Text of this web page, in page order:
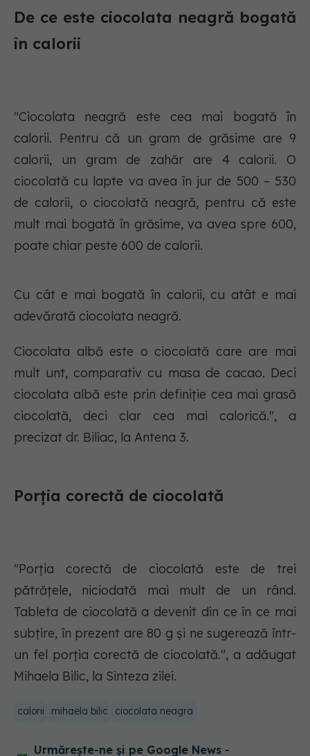
De ce este ciocolata neagră bogată
în calorii
"Ciocolata neagră este cea mai bogată în
calorii. Pentru că un gram de grăsime are 9
calorii, un gram de zahăr are 4 calorii. O
ciocolată cu lapte va avea în jur de 500 – 530
de calorii, o ciocolată neagră, pentru că este
mult mai bogată în grăsime, va avea spre 600,
poate chiar peste 600 de calorii.
Cu cât e mai bogată în calorii, cu atât e mai
adevărată ciocolata neagră.
Ciocolata albă este o ciocolată care are mai
mult unt, comparativ cu masa de cacao. Deci
ciocolata albă este prin definiție cea mai grasă
ciocolată, deci clar cea mai calorică.", a
precizat dr. Biliac, la Antena 3.
Porția corectă de ciocolată
"Porția corectă de ciocolată este de trei
pătrățele, niciodată mai mult de un rând.
Tableta de ciocolată a devenit din ce în ce mai
subțire, în prezent are 80 g și ne sugerează într-
un fel porția corectă de ciocolată.", a adăugat
Mihaela Bilic, la Sinteza zilei.
calorii mihaela bilic ciocolata neagra
Urmărește-ne și pe Google News -